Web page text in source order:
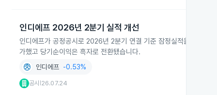
인디에프 2026년 2분기 실적 개선
인디에프가 공정공시로 2026년 2분기 연결 기준 잠정실적을 발표해
가했고 당기순이익은 흑자로 전환됐습니다.
인디에프 -0.53%
공시 26.07.24